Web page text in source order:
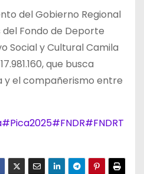
del Gobierno Regional
Fondo de Deporte
Social y Cultural Camila
que busca
y el compañerismo entre
#Pica2025#FNDR#FNDRT